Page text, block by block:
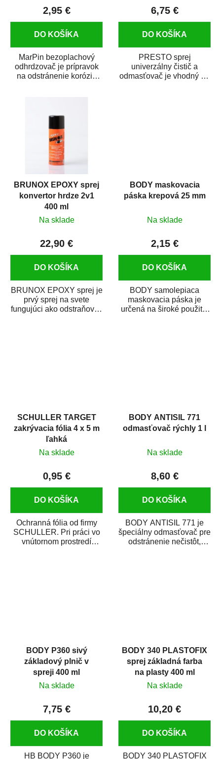
2,95 €
DO KOŠÍKA
MarPin bezoplachový
odhrdzovač je prípravok
na odstránenie korózie
6,75 €
DO KOŠÍKA
PRESTO sprej
univerzálny čistič a
odmasťovač je vhodný na
BRUNOX EPOXY sprej
konvertor hrdze 2v1
400 ml
Na sklade
22,90 €
DO KOŠÍKA
BRUNOX EPOXY sprej je
prvý sprej na svete
fungujúci ako odstraňovač
BODY maskovacia
páska krepová 25 mm
Na sklade
2,15 €
DO KOŠÍKA
BODY samolepiaca
maskovacia páska je
určená na široké použitie
SCHULLER TARGET
zakrývacia fólia 4 x 5 m
ľahká
Na sklade
0,95 €
DO KOŠÍKA
Ochranná fólia od firmy
SCHULLER. Pri práci vo
vnútornom prostredí
BODY ANTISIL 771
odmasťovač rýchly 1 l
Na sklade
8,60 €
DO KOŠÍKA
BODY ANTISIL 771 je
špeciálny odmasťovač pre
odstránenie nečistôt,
BODY P360 sivý
základový plnič v
spreji 400 ml
Na sklade
7,75 €
DO KOŠÍKA
HB BODY P360 je
BODY 340 PLASTOFIX
sprej základná farba
na plasty 400 ml
Na sklade
10,20 €
DO KOŠÍKA
BODY 340 PLASTOFIX